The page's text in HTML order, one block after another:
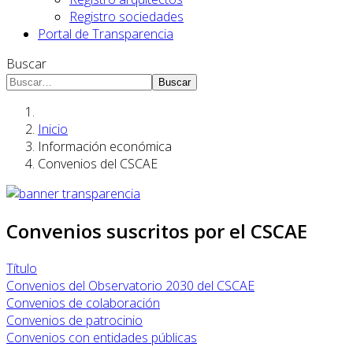
Registro sociedades
Portal de Transparencia
Buscar
Buscar
Inicio
Información económica
Convenios del CSCAE
Convenios suscritos por el CSCAE
Título
Convenios del Observatorio 2030 del CSCAE
Convenios de colaboración
Convenios de patrocinio
Convenios con entidades públicas